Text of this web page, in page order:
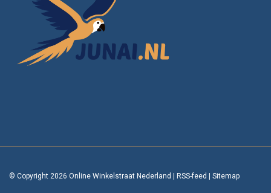
© Copyright 2026 Online Winkelstraat Nederland RSS-feed Sitemap